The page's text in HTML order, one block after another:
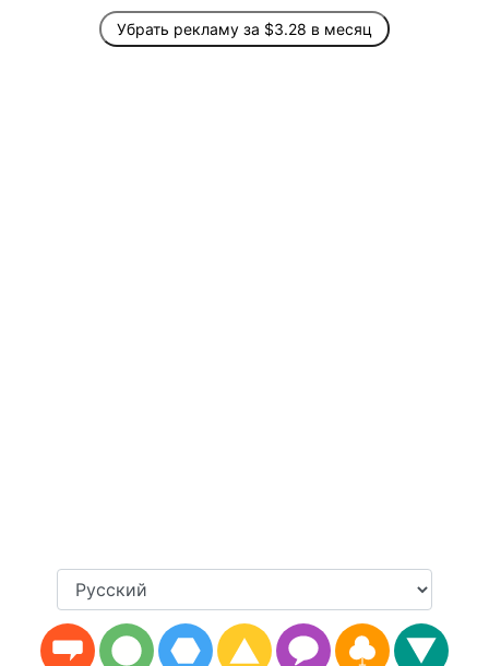
Убрать рекламу за $3.28 в месяц